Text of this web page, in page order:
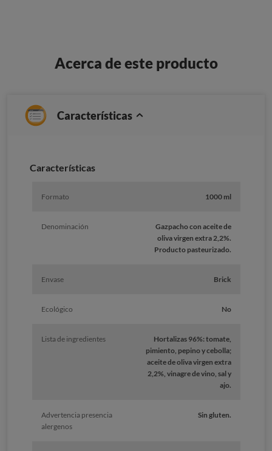
Acerca de este producto
Características
Caracterí­sticas
Formato 1000 ml
Denominación
Gazpacho con aceite de
oliva virgen extra 2,2%.
Producto pasteurizado.
Envase Brick
Ecológico No
Lista de ingredientes
Hortalizas 96%: tomate,
pimiento, pepino y cebolla;
aceite de oliva virgen extra
2,2%, vinagre de vino, sal y
ajo.
Advertencia presencia
alergenos
Sin gluten.